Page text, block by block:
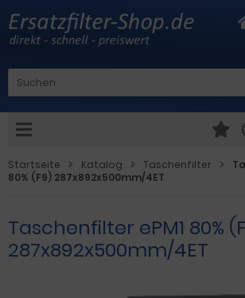
(
Startseite Katalog Taschenfilter
80% (F9) 287x892x500mm/4ET
Taschenfilter ePM1 80%
287x892x500mm/4ET